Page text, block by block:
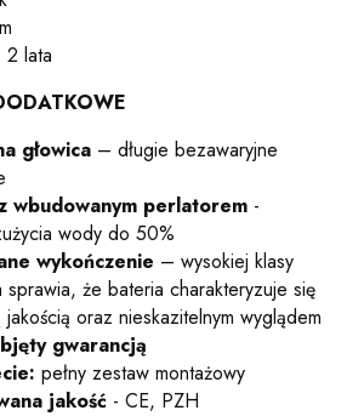
2 lata
głowica – długie bezawaryjne
wbudowanym perlatorem -
wody do 50%
wykończenie – wysokiej klasy
sprawia, że bateria charakteryzuje się
oraz nieskazitelnym wyglądem
gwarancją
pełny zestaw montażowy
jakość - CE, PZH